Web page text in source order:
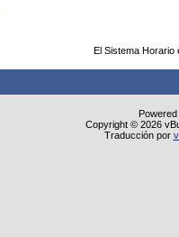
El Sistema
Copyright © 2026
Traducción por